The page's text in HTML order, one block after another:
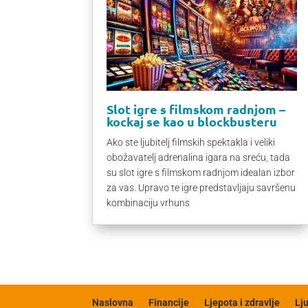
Slot igre s filmskom radnjom –
kockaj se kao u blockbusteru
Ako ste ljubitelj filmskih spektakla i veliki
obožavatelj adrenalina igara na sreću, tada
su slot igre s filmskom radnjom idealan izbor
za vas. Upravo te igre predstavljaju savršenu
kombinaciju vrhuns
Naslovna Financije Ljepota i zdravlje